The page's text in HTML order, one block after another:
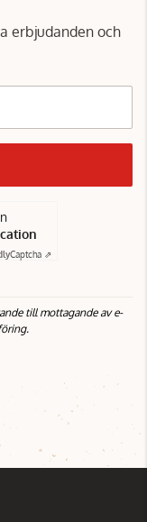
erbjudanden och
Captcha ⇗
till mottagande av e-